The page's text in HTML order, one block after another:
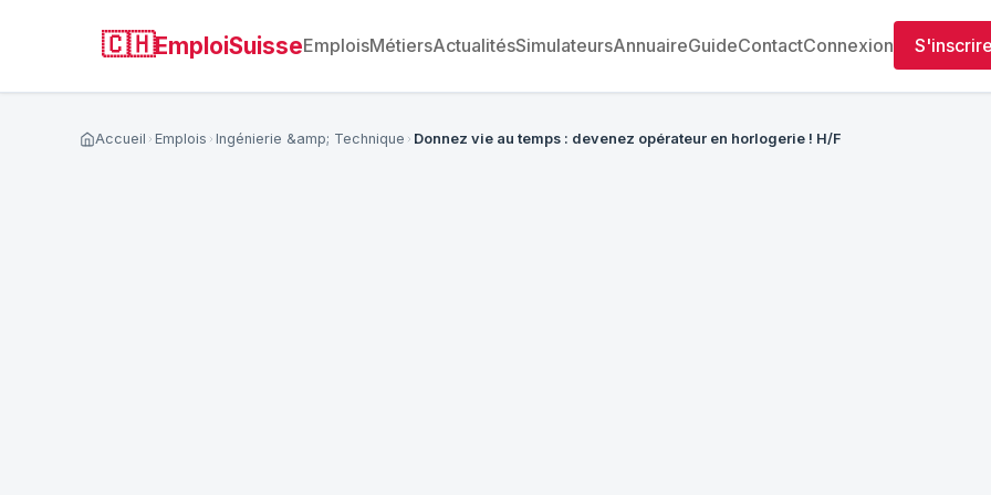
🇨🇭EmploiSuisseEmploisMétiersActualitésSimulateursAnnuaireGuideContactConnexion
Accueil Emplois Ingénierie &amp; Technique Donnez vie au temps : devenez opérateur en horlogerie ! H/F